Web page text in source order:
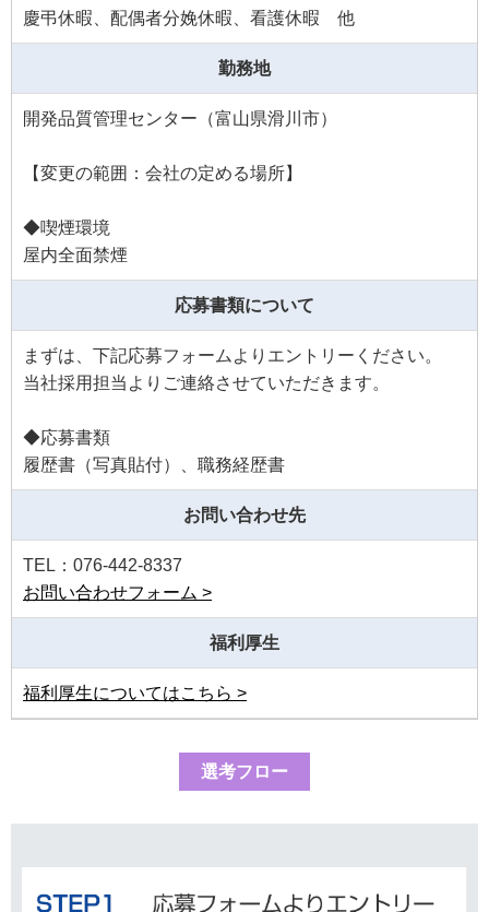
慶弔休暇、配偶者分娩休暇、看護休暇 他
勤務地
開発品質管理センター（富山県滑川市）
【変更の範囲：会社の定める場所】
◆喫煙環境
屋内全面禁煙
応募書類について
まずは、下記応募フォームよりエントリーください。
当社採用担当よりご連絡させていただきます。
◆応募書類
履歴書（写真貼付）、職務経歴書
お問い合わせ先
TEL：076-442-8337
お問い合わせフォーム >
福利厚生
福利厚生についてはこちら >
選考フロー